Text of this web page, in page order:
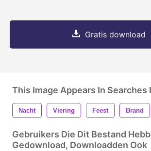
Gratis download
This Image Appears In Searches
Nacht Viering Feest Brand
Gebruikers Die Dit Bestand
Gedownload, Downloadden Ook